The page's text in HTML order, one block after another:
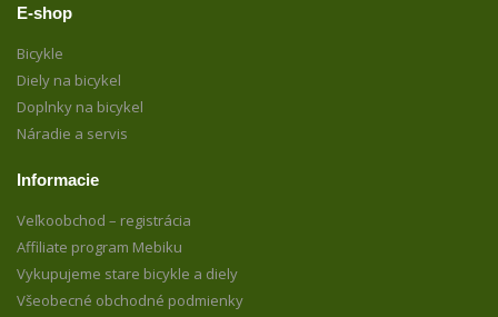
E-shop
Bicykle
Diely na bicykel
Doplnky na bicykel
Náradie a servis
Informacie
Veľkoobchod – registrácia
Affiliate program Mebiku
Vykupujeme stare bicykle a diely
Všeobecné obchodné podmienky